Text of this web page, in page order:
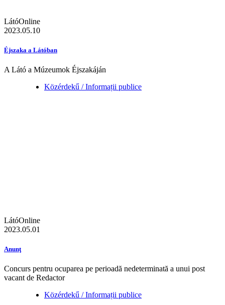
LátóOnline
2023.05.10
Éjszaka a Látóban
A Látó a Múzeumok Éjszakáján
Közérdekű / Informații publice
LátóOnline
2023.05.01
Anunţ
Concurs pentru ocuparea pe perioadă nedeterminată a unui post
vacant de Redactor
Közérdekű / Informații publice